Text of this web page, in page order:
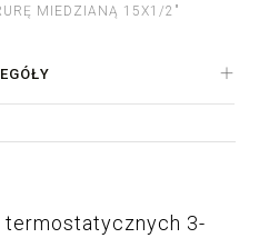
MIEDZIANĄ 15X1/2"
3-